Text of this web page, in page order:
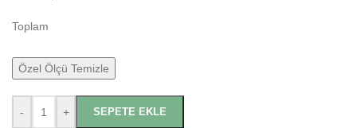
Toplam
Özel Ölçü Temizle
- + SEPETE EKLE